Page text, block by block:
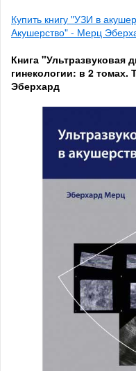
Купить книгу "УЗИ в
Акушерство" - Мерц
Книга "Ультразвуковая
гинекологии: в 2
Эберхард